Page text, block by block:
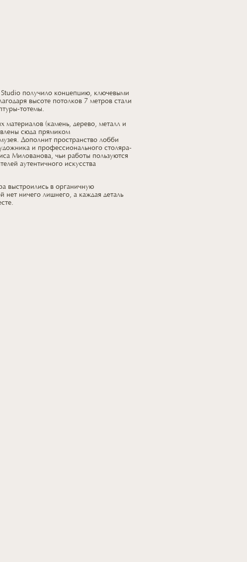
получило концепцию, ключевыми
высоте потолков 7 метров стали
тотемы.
материалов (камень, дерево, металл и
сюда прямиком
Дополнит пространство лобби
и профессиональногостоляра-
Милованова, чьи работы пользуются
аутентичного искусства
выстроились в органичную
нет ничего лишнего, а каждая деталь